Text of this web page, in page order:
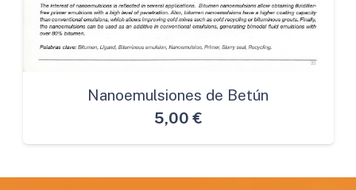
Nanoemulsiones de Betún
5,00 €